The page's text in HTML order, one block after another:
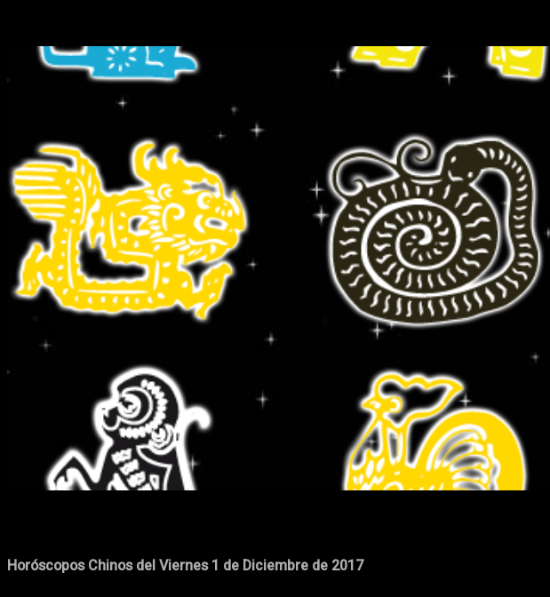
Cuota Facebook Pinterest WhatsApp
Horóscopos Chinos del Viernes 1 de Diciembre de 2017